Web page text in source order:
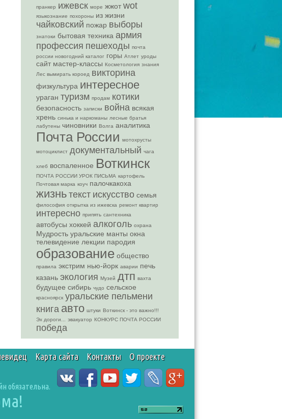
пранкер ижевск море жжот wot
языкознание похороны из жизни
чайковский пожар выборы
знатоки бытовая техника армия
профессия пешеходы почта
россии новогодний каталог горы Атлет уроды
сайт мастер-классы Косметология знания
Лес вымирать короед викторина
физкультура интересное
ураган туризм продам котики
безопасность записки война всякая
хрень синька и наркоманы лесные братья
лабутены чиновники Волга аналитика
Почта России мотохрусты
мотоциклист документальный чага
хлеб воспаленное Воткинск
ПОЧТА РОССИИ УРОК ПИСЬМА картофель
Почтовая марка коуч палочкакоха
жизнь текст искусство семья
философия открытка из ижевска ремонт квартир
интересно припять сантехника
автобусы хоккей алкоголь охрана
Мудрость уральские манты окна
телевидение лекции пародия
образование общество
правила экстрим нью-йорк аварии печь
казань экология Музей дтп вахта
будущее сибирь чудо сельское
красноярск уральские пельмени
книга авто штуки Воткинск - это важно!!!
Эх дороги...
эвакуатор КОНКУРС ПОЧТА РОССИИ
победа
Карта сайта Контакты О проекте
обязательна.